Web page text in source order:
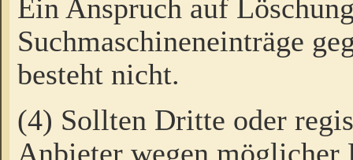
Ein Anspruch auf
Suchmaschineneinträge
besteht nicht.
(4) Sollten Dritte oder
Anbieter wegen möglicher